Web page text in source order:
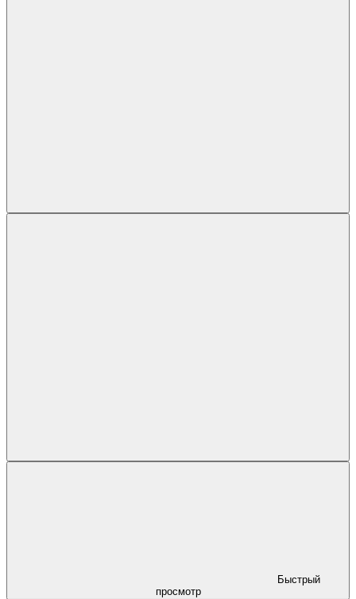
Быстрый
просмотр